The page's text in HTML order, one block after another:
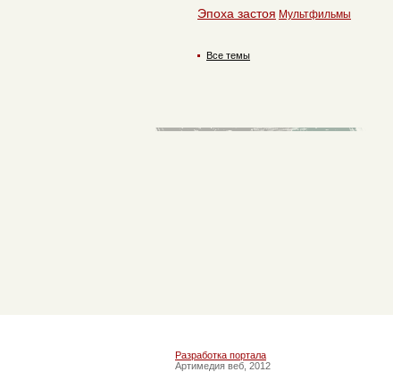
Эпоха застоя Мультфильмы
Все темы
Разработка портала
Артимедия веб, 2012